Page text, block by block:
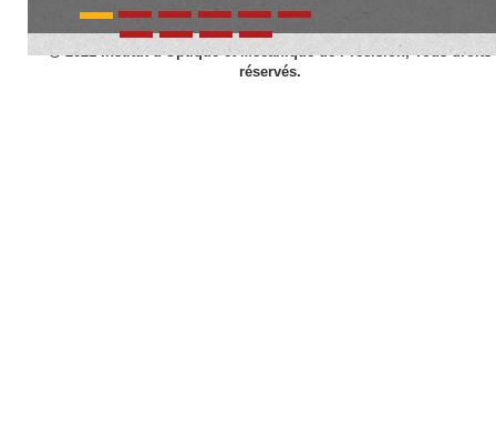
2021 Institut d'Optique et Mécanique de Précision, Tous droits
réservés.